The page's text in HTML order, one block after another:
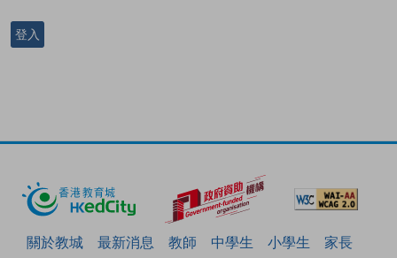
登入
關於教城 最新消息 教師 中學生 小學生
家長